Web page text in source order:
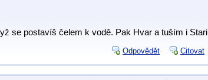
se postavíš čelem k vodě. Pak Hvar a tuším i Stari
Odpovědět Citovat